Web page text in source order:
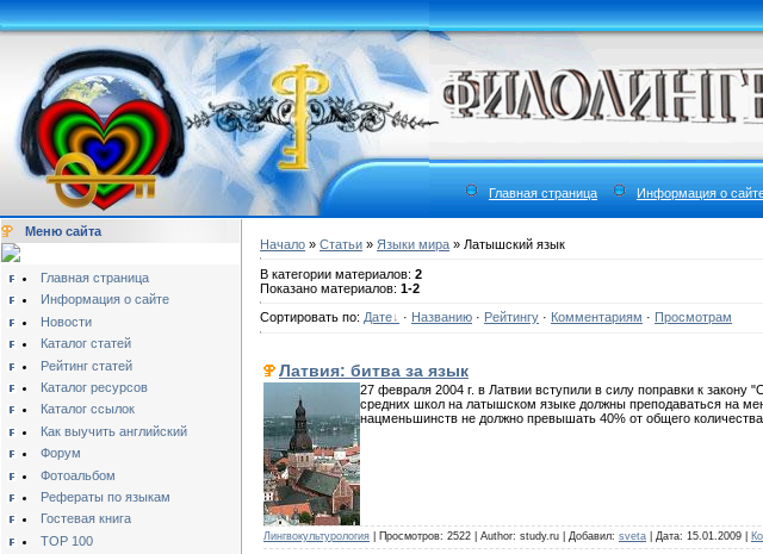
Главная страница Информация о
Меню сайта
Главная страница
Информация о сайте
Новости
Каталог статей
Рейтинг статей
Каталог ресурсов
Каталог ссылок
Как выучить английский
Форум
Фотоальбом
Рефераты по языкам
Гостевая книга
TOP 100
Начало » Статьи » Языки мира » Латышский язык
В категории материалов: 2
Показано материалов: 1-2
Сортировать по: Дате · Названию · Рейтингу · Комментариям · Просмотрам
Латвия: битва за язык
27 февраля 2004 г. в Латвии вступили в силу поправки к
средних школ на латышском языке должны преподаваться на
нацменьшинств не должно превышать 40% от общего количества
Лингвокультурология | Просмотров: 2522 | Author: study.ru | Добавил: sveta | Дата: 15.01.2009